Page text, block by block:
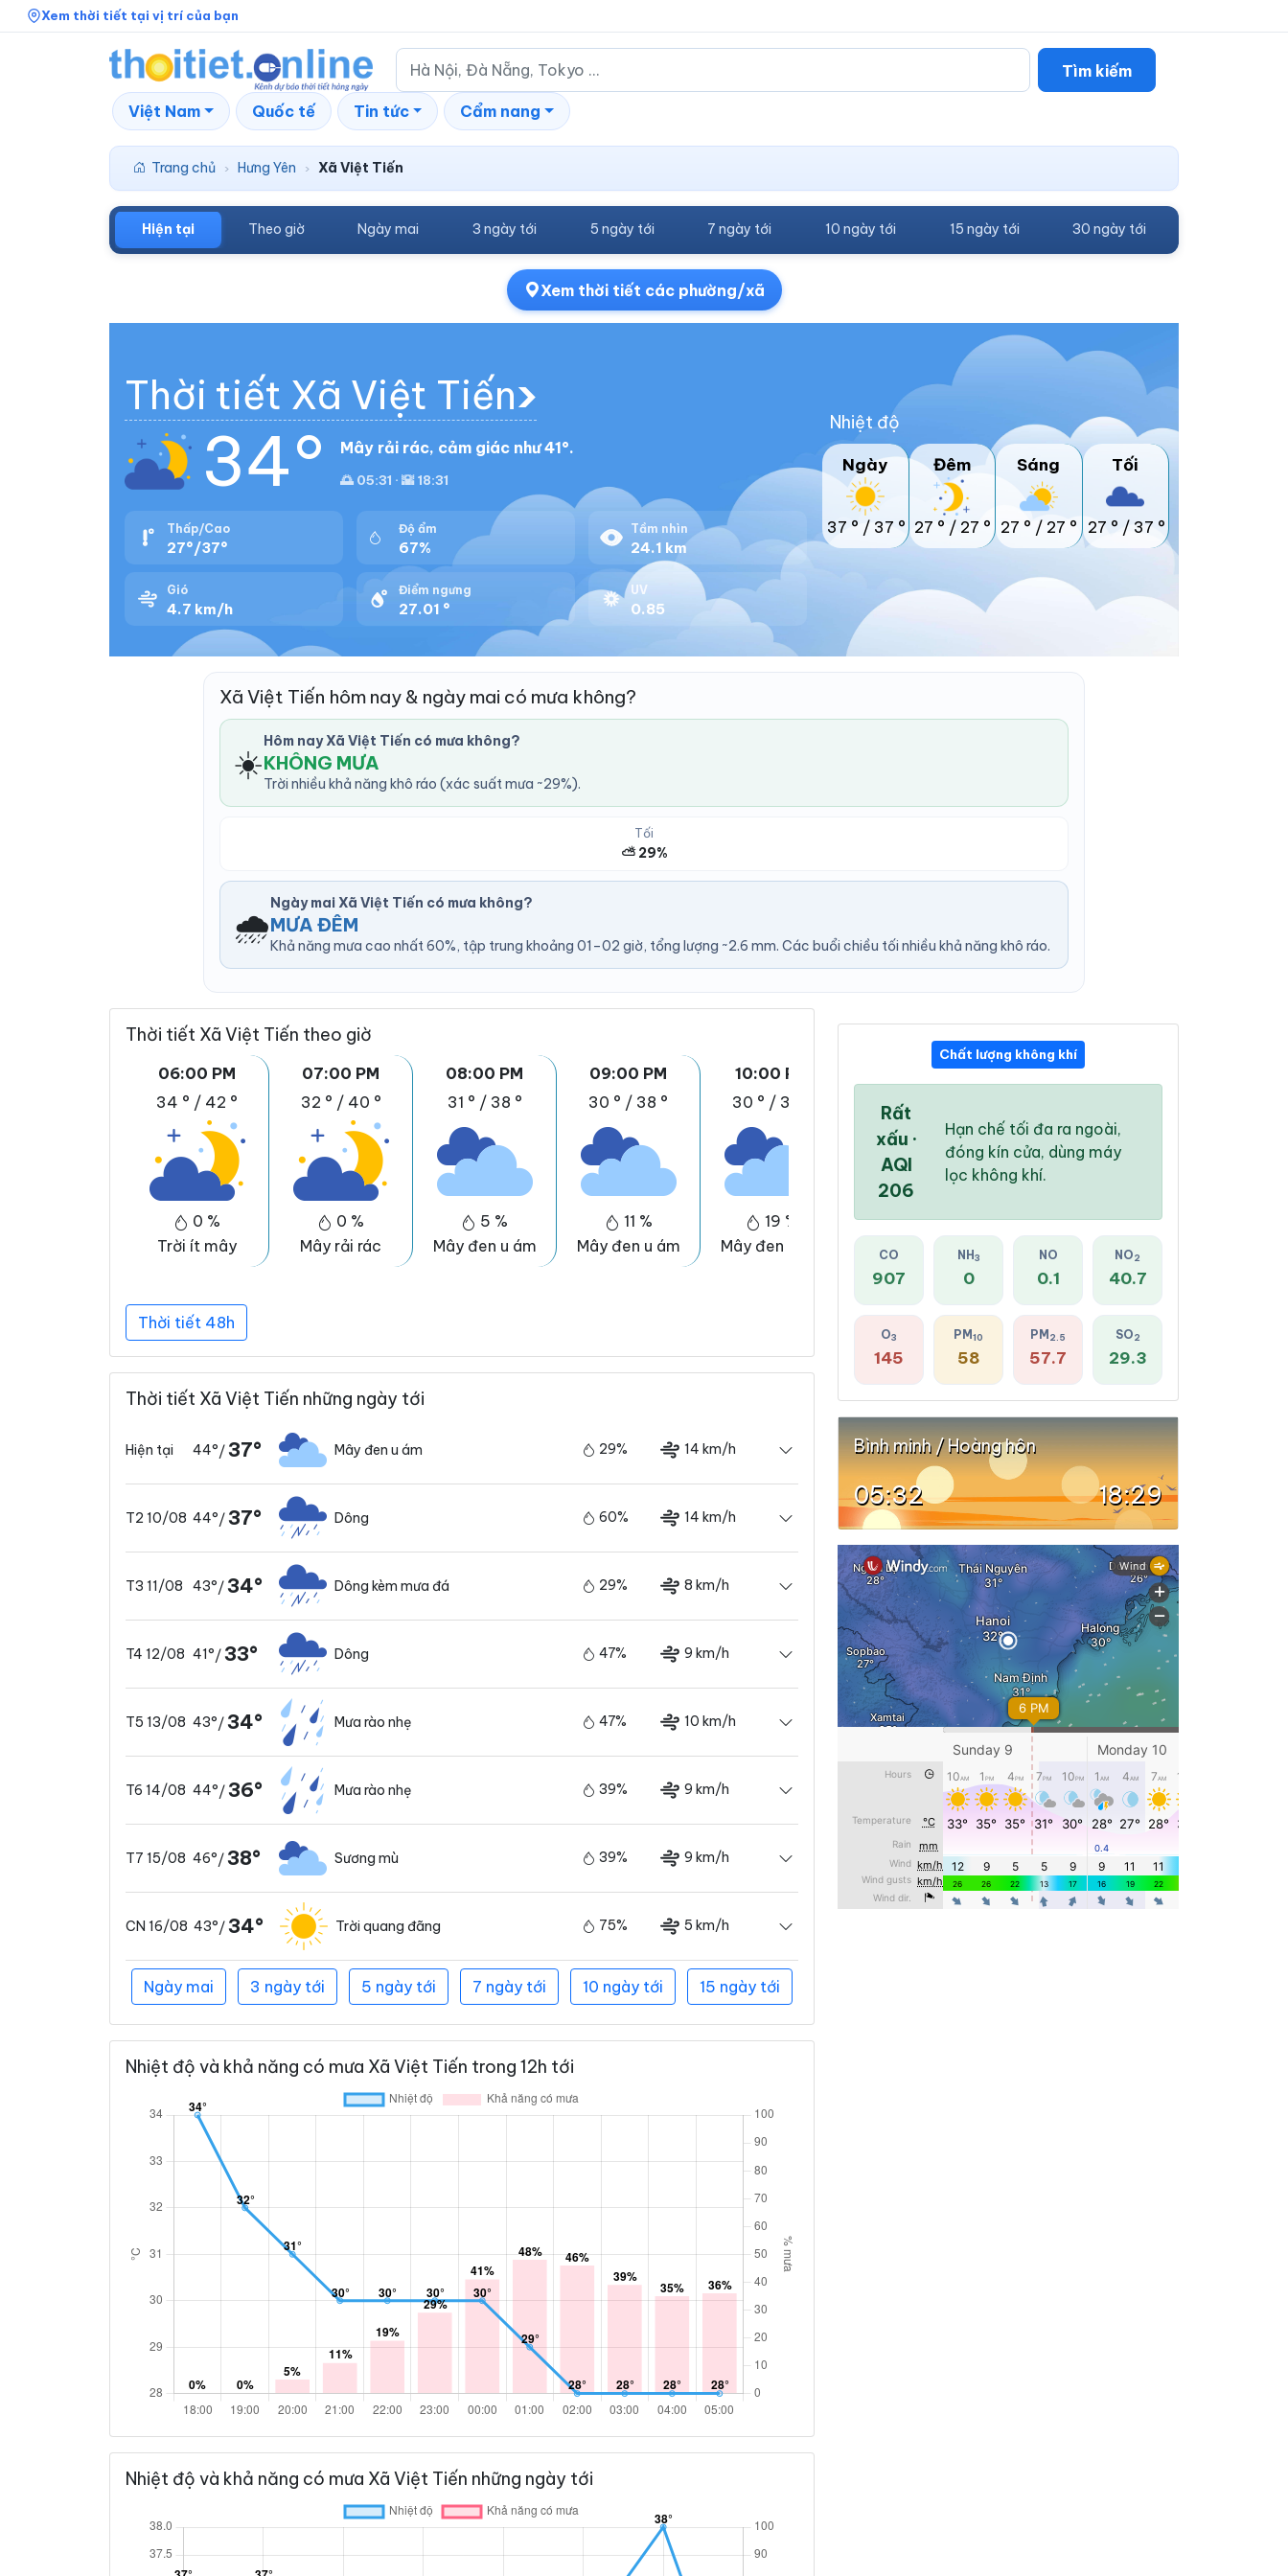
Xem thời tiết tại vị trí của bạn
Tìm kiếm
Việt Nam Quốc tế Tin tức Cẩm nang
Trang chủ › Hưng Yên › Xã Việt Tiến
Hiện tại Theo giờ Ngày mai 3 ngày tới 5 ngày tới 7 ngày tới 10 ngày tới 15 ngày tới 30 ngày tới
Xem thời tiết các phường/xã
Thời tiết Xã Việt Tiến
34° Mây rải rác, cảm giác như 41°.
🌅 05:31 · 🌇 18:31
Thấp/Cao
27°/37°
Độ ẩm
67%
Tầm nhìn
24.1 km
Gió
4.7 km/h
Điểm ngưng
27.01 °
UV
0.85
Nhiệt độ
Ngày
37 ° / 37 °
Đêm
27 ° / 27 °
Sáng
27 ° / 27 °
Tối
27 ° / 37 °
Xã Việt Tiến hôm nay & ngày mai có mưa không?
☀️
Hôm nay Xã Việt Tiến có mưa không?
KHÔNG MƯA
Trời nhiều khả năng khô ráo (xác suất mưa ~29%).
Tối
⛅ 29%
🌧️
Ngày mai Xã Việt Tiến có mưa không?
MƯA ĐÊM
Khả năng mưa cao nhất 60%, tập trung khoảng 01–02 giờ, tổng lượng ~2.6 mm. Các buổi chiều tối nhiều khả năng khô ráo.
Thời tiết Xã Việt Tiến theo giờ
06:00 PM
34 ° / 42 °
0 %
Trời ít mây
07:00 PM
32 ° / 40 °
0 %
Mây rải rác
08:00 PM
31 ° / 38 °
5 %
Mây đen u ám
09:00 PM
30 ° / 38 °
11 %
Mây đen u ám
10:00 PM
30 ° / 37 °
19 %
Mây đen u ám
11:00 PM
30 °
29 %
Mây đen u ám
12:00 AM
41 %
Mây đen u ám
Thời tiết 48h
Thời tiết Xã Việt Tiến những ngày tới
Hiện tại 44°/37° Mây đen u ám 29% 14 km/h
T2 10/08 44°/37° Dông 60% 14 km/h
T3 11/08 43°/34° Dông kèm mưa đá 29% 8 km/h
T4 12/08 41°/33° Dông 47% 9 km/h
T5 13/08 43°/34° Mưa rào nhẹ 47% 10 km/h
T6 14/08 44°/36° Mưa rào nhẹ 39% 9 km/h
T7 15/08 46°/38° Sương mù 39% 9 km/h
CN 16/08 43°/34° Trời quang đãng 75% 5 km/h
Ngày mai 3 ngày tới 5 ngày tới 7 ngày tới 10 ngày tới 15 ngày tới
Nhiệt độ và khả năng có mưa Xã Việt Tiến trong 12h tới
Nhiệt độ và khả năng có mưa Xã Việt Tiến những ngày tới
Chất lượng không khí
Rất
xấu ·
AQI
206
Hạn chế tối đa ra ngoài,
đóng kín cửa, dùng máy
lọc không khí.
CO
907
NH 3
0
NO
0.1
NO2
40.7
O3
145
PM10
58
PM 2.5
57.7
SO2
29.3
Bình minh / Hoàng hôn
05:32 18:29